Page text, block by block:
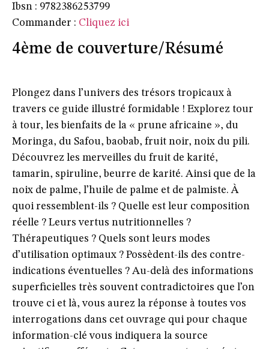
Ibsn : 9782386253799
Commander : Cliquez ici
4ème de couverture/Résumé
Plongez dans l’univers des trésors tropicaux à
travers ce guide illustré formidable ! Explorez tour
à tour, les bienfaits de la « prune africaine », du
Moringa, du Safou, baobab, fruit noir, noix du pili.
Découvrez les merveilles du fruit de karité,
tamarin, spiruline, beurre de karité. Ainsi que de la
noix de palme, l’huile de palme et de palmiste. À
quoi ressemblent-ils ? Quelle est leur composition
réelle ? Leurs vertus nutritionnelles ?
Thérapeutiques ? Quels sont leurs modes
d’utilisation optimaux ? Possèdent-ils des contre­
indications éventuelles ? Au-delà des informations
superficielles très souvent contradictoires que l’on
trouve ci et là, vous aurez la réponse à toutes vos
interrogations dans cet ouvrage qui pour chaque
information-clé vous indiquera la source